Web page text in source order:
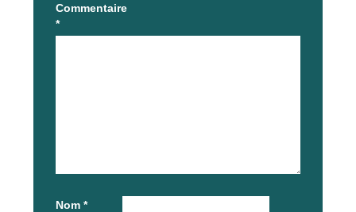
Commentaire
*
Nom *